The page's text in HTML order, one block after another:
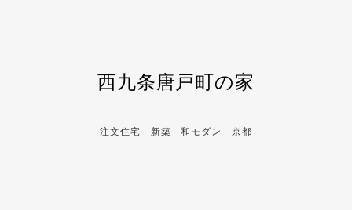
西九条唐戸町の家
注文住宅 新築 和モダン 京都